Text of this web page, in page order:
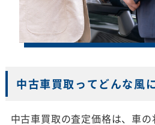
中古車買取ってどんな風
中古車買取の査定価格は、車